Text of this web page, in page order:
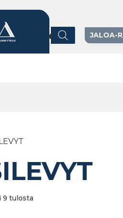
JALOA-
9 tulosta